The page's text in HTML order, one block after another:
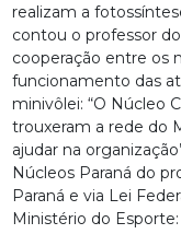
realizam a
contou o professor
cooperação entre os
funcionamento das
minivôlei: “O Núcleo
trouxeram a rede do
ajudar na
Núcleos Paraná do
Paraná e via Lei
Ministério do